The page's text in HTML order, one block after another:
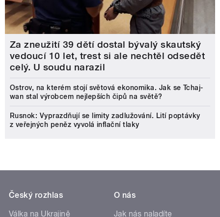
Za zneužití 39 dětí dostal bývalý skautský
vedoucí 10 let, trest si ale nechtěl odsedět
celý. U soudu narazil
Ostrov, na kterém stojí světová ekonomika. Jak se Tchaj-
wan stal výrobcem nejlepších čipů na světě?
Rusnok: Vyprazdňují se limity zadlužování. Lití poptávky
z veřejných peněz vyvolá inflační tlaky
Český rozhlas
Válka na Ukrajině
O nás
Jak nás naladíte